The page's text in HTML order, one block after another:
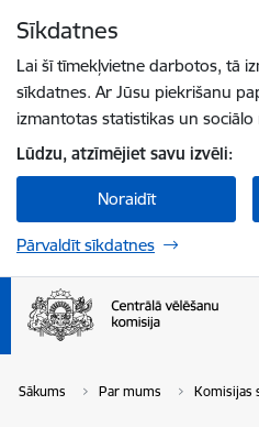
Sīkdatnes
Lai šī tīmekļvietne darbotos, tā
sīkdatnes. Ar Jūsu piekrišanu
izmantotas statistikas un
Lūdzu, atzīmējiet savu izvēli:
Noraidīt
Pārvaldīt sīkdatnes
Sākums Par mums Komisijas